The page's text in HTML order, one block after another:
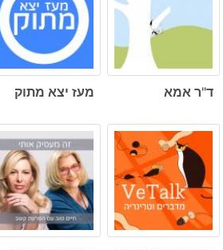
ד"ר אמא מעז יצא מתוק